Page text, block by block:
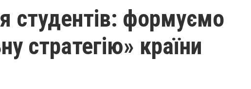
студентів: формуємо
стратегію» країни